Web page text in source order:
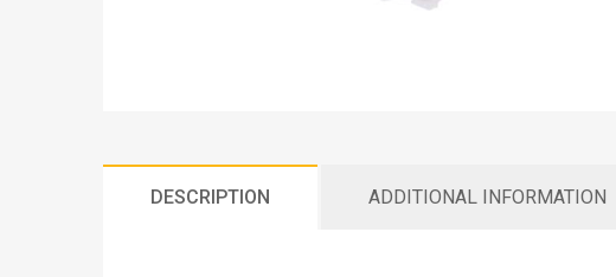
DESCRIPTION ADDITIONAL INFORMATION